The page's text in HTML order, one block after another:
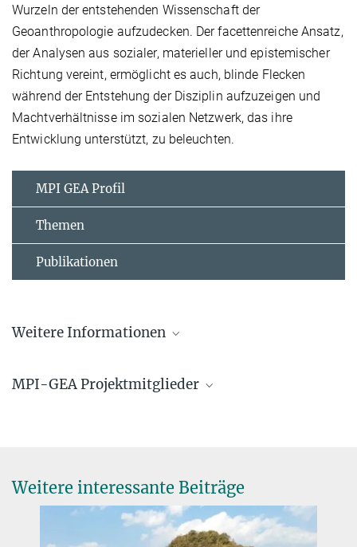
Wurzeln der entstehenden Wissenschaft der
Geoanthropologie aufzudecken. Der facettenreiche Ansatz,
der Analysen aus sozialer, materieller und epistemischer
Richtung vereint, ermöglicht es auch, blinde Flecken
während der Entstehung der Disziplin aufzuzeigen und
Machtverhältnisse im sozialen Netzwerk, das ihre
Entwicklung unterstützt, zu beleuchten.
MPI GEA Profil
Themen
Publikationen
Weitere Informationen
MPI-GEA Projektmitglieder
Jochen Büttner, Dr.
Weitere interessante Beiträge